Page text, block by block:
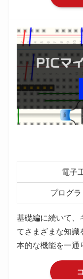
電子
プログ
基礎編に続いて、
てさまざまな知識
本的な機能を一通